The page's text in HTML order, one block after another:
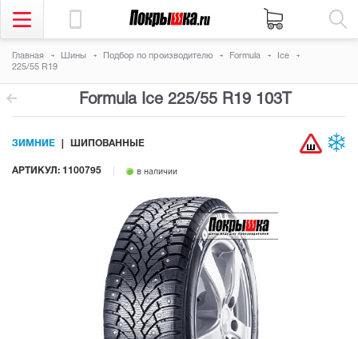
Главная Шины Подбор по производителю Formula
Ice
225/55 R19
Formula Ice 225/55 R19 103T
АРТИКУЛ: 1100795 в наличии
ЗИМНИЕ ШИПОВАННЫЕ